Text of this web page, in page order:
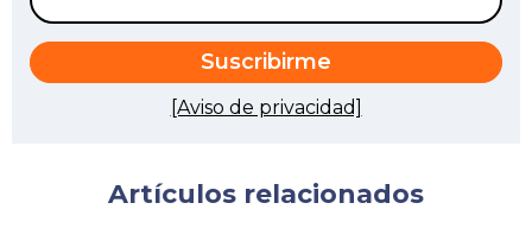
[Aviso de privacidad]
Artículos relacionados